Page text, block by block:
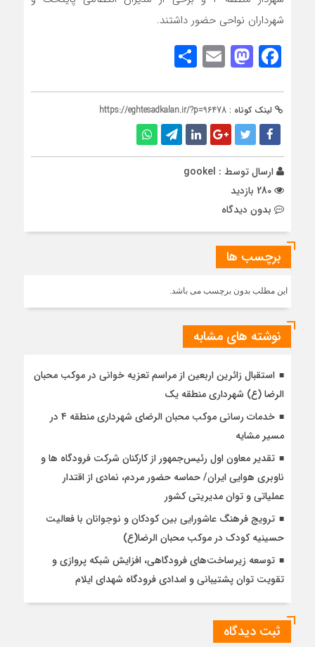
شهرداران نواحی حضور داشتند.
Facebook
Mastodon
Email
لینک کوتاه : https://eghtesadkalan.ir/?p=96478
ارسال توسط : gookel
بدون دیدگاه
برچسب ها
این مطلب بدون برچسب می باشد.
نوشته های مشابه
استقبال زائرین اربعین از مراسم تعزیه خوانی در موکب محبان
الرضا (ع) شهرداری منطقه یک
خدمات رسانی موکب محبان الرضای شهرداری منطقه ۴ در
مسیر مشایه
تقدیر معاون اول رئیس‌جمهور از کارکنان شرکت فرودگاه ها و
ناوبری هوایی ایران/ حماسه حضور مردم، نمادی از اقتدار
عملیاتی و توان مدیریتی کشور
ترویج فرهنگ عاشورایی بین کودکان و نوجوانان با فعالیت
حسینیه کودک در موکب محبان الرضا(ع)
توسعه زیرساخت‌های فرودگاهی، افزایش شبکه پروازی و
تقویت توان پشتیبانی و امدادی فرودگاه شهدای ایلام
ثبت دیدگاه